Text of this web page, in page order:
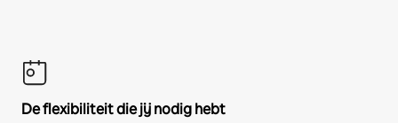
De flexibiliteit die jij nodig hebt